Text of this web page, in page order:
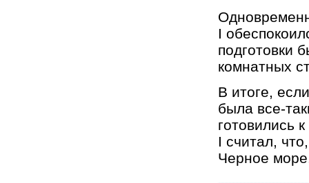
I
подготовки
комнатных
В итоге,
была все-
готовились
I считал,
Черное